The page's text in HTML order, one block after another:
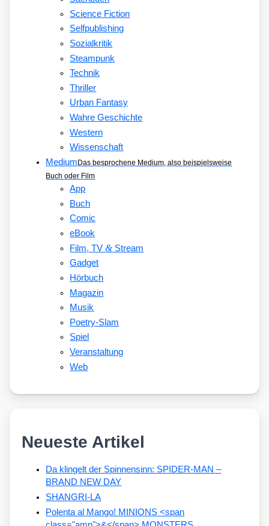
Science Fiction
Selfpublishing
Sozialkritik
Steampunk
Technik
Thriller
Urban Fantasy
Wahre Geschichte
Western
Wissenschaft
Medium Das besprochene Medium, also beispielsweise
Buch oder Film
App
Buch
Comic
eBook
Film, TV&Stream
Gadget
Hörbuch
Magazin
Musik
Poetry-Slam
Spiel
Veranstaltung
Web
Neueste Artikel
Da klingelt der Spinnensinn: SPIDER-MAN –
BRAND NEW DAY
SHANGRI-LA
Polenta al Mango! MINIONS <span